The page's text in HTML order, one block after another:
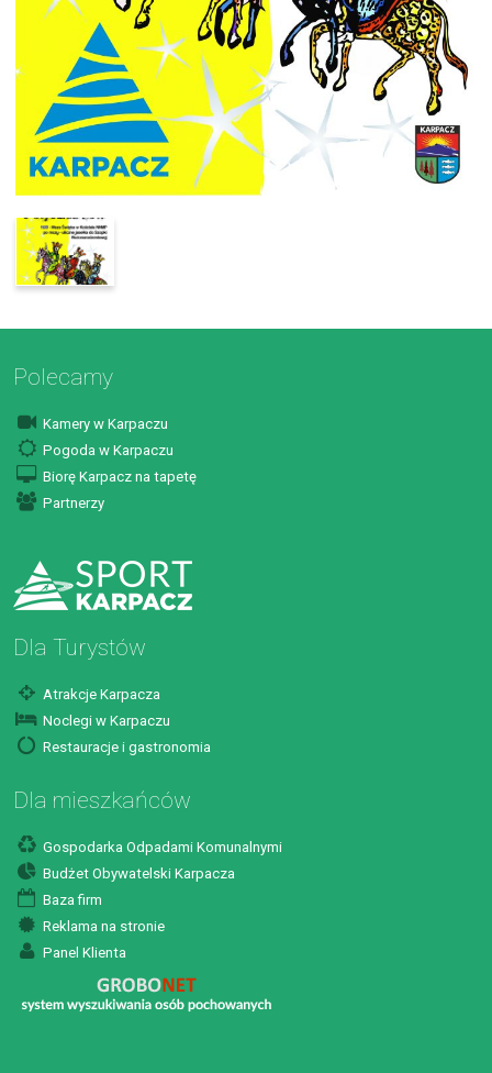
Polecamy
Kamery w Karpaczu
Pogoda w Karpaczu
Biorę Karpacz na tapetę
Partnerzy
Dla Turystów
Atrakcje Karpacza
Noclegi w Karpaczu
Restauracje i gastronomia
Dla mieszkańców
Gospodarka Odpadami Komunalnymi
Budżet Obywatelski Karpacza
Baza firm
Reklama na stronie
Panel Klienta